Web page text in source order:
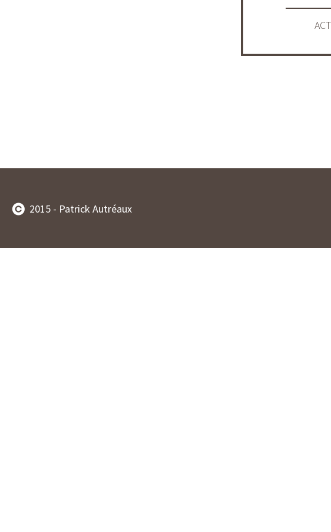
2015 - Patrick Autréaux